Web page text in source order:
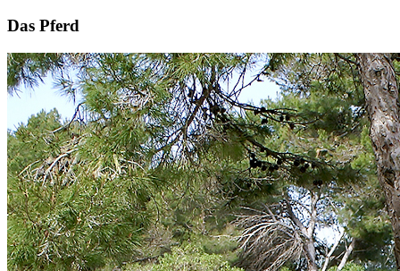
Das Pferd